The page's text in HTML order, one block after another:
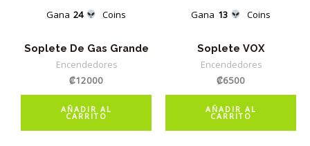
Gana 24 Coins
Soplete De Gas Grande
Encendedores
₡12000
AÑADIR AL
CARRITO
Gana 13 Coins
Soplete VOX
Encendedores
₡6500
AÑADIR AL
CARRITO